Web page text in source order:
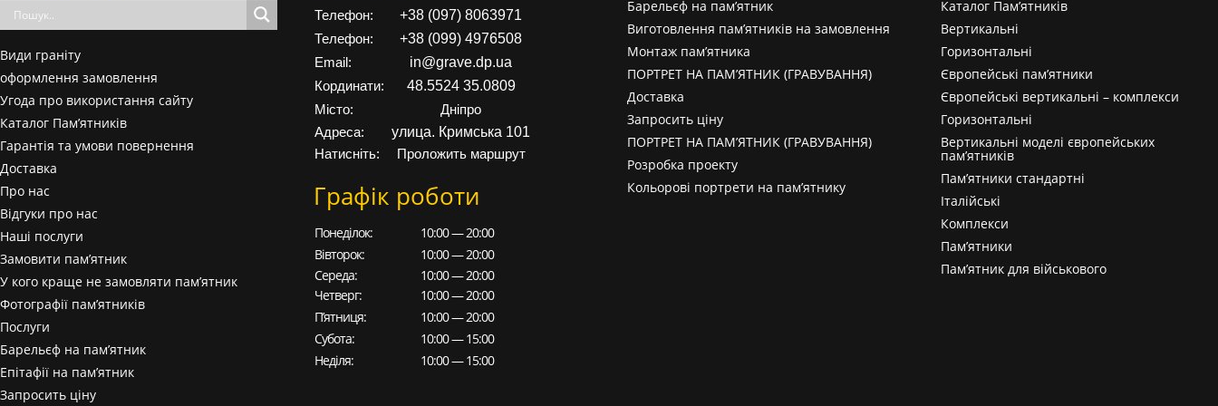
Види граніту
оформлення замовлення
Угода про використання сайту
Каталог Пам’ятників
Гарантія та умови повернення
Доставка
Про нас
Відгуки про нас
Наші послуги
Замовити пам’ятник
У кого краще не замовляти пам’ятник
Фотографії пам’ятників
Послуги
Барельєф на пам’ятник
Епітафії на пам’ятник
Запросить ціну
Телефон: +38 (097) 8063971
Телефон: +38 (099) 4976508
Email: in@grave.dp.ua
Кординати: 48.5524 35.0809
Місто:
Дніпро
Адреса:
улица. Кримська 101
Натисніть: Проложить маршрут
Графік роботи
Понеділок:
10:00 — 20:00
Вівторок:
10:00 — 20:00
Середа:
10:00 — 20:00
Четверг:
10:00 — 20:00
П’ятниця:
10:00 — 20:00
Субота:
10:00 — 15:00
Неділя:
10:00 — 15:00
Барельєф на пам’ятник
Виготовлення пам’ятників на замовлення
Монтаж пам’ятника
ПОРТРЕТ НА ПАМ’ЯТНИК (ГРАВУВАННЯ)
Доставка
Запросить ціну
ПОРТРЕТ НА ПАМ’ЯТНИК (ГРАВУВАННЯ)
Розробка проекту
Кольорові портрети на пам’ятнику
Каталог Пам’ятників
Вертикальні
Горизонтальні
Європейські пам’ятники
Європейські вертикальні – комплекси
Горизонтальні
Вертикальні моделі європейських
пам’ятників
Пам’ятники стандартні
Італійські
Комплекси
Пам’ятники
Пам’ятник для військового